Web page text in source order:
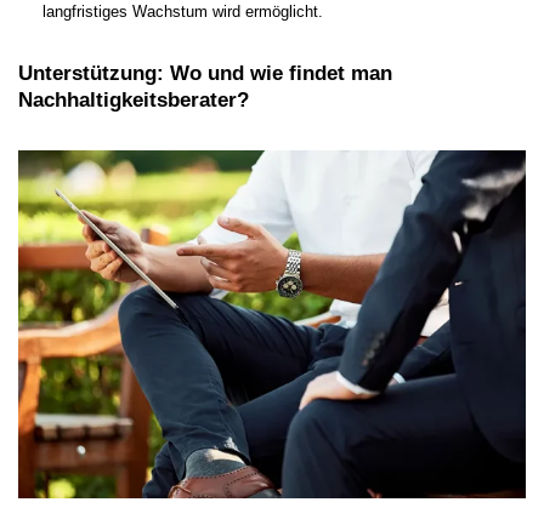
langfristiges Wachstum wird ermöglicht.
Unterstützung: Wo und wie findet man
Nachhaltigkeitsberater?